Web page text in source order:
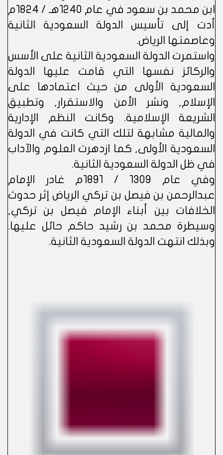
ابن محمد بن سعود في عام 1240هـ / 1824م
أدت إلى تأسيس الدولة السعودية الثانية
وعاصمتها الرياض.
واستمرت الدولة السعودية الثانية على الأسس
والركائز نفسها التي قامت عليها الدولة
السعودية الأولى من حيث اعتمادها على
الإسلام, ونشر الأمن والاستقرار, وتطبيق
الشريعة الإسلامية. وكانت النظم الإدارية
والمالية مشابهة لتلك التي كانت في الدولة
السعودية الأولى, كما ازدهرت العلوم والآداب
في ظل الدولة السعودية الثانية.
وفي عام 1309 / 1891م غادر الإمام
عبدالرحمن بن فيصل بن تركي الرياض إثر حدوث
الخلافات بين أبناء الإمام فيصل بن تركي,
وسيطرة محمد بن رشيد حاكم حائل عليها.
وبذلك انتهت الدولة السعودية الثانية.